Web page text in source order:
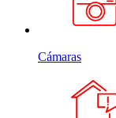
Cámaras